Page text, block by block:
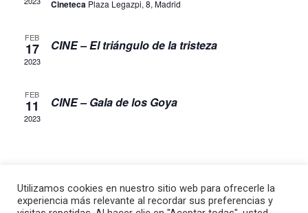
Cineteca Plaza Legazpi, 8, Madrid
FEB
17
2023
CINE – El triángulo de la tristeza
FEB
11
2023
CINE – Gala de los Goya
Utilizamos cookies en nuestro sitio web para ofrecerle la
experiencia más relevante al recordar sus preferencias y